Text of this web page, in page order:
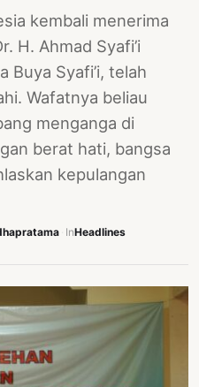
kembali menerima
H. Ahmad Syafi’i
Buya Syafi’i, telah
Wafatnya beliau
menganga di
berat hati, bangsa
kepulangan
InHeadlines